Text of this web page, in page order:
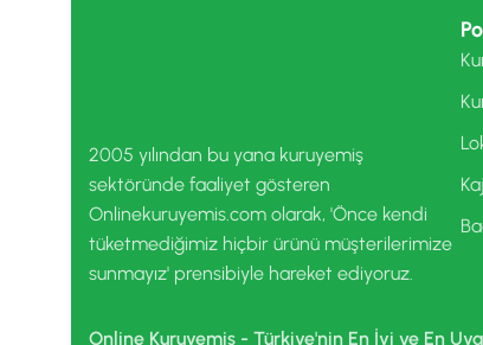
2005 yılından bu yana kuruyemiş
sektöründe faaliyet gösteren
Onlinekuruyemis.com olarak, 'Önce kendi
tüketmediğimiz hiçbir ürünü müşterilerimize
sunmayız' prensibiyle hareket ediyoruz.
Online Kuruyemiş - Türkiye'nin En İyi ve En